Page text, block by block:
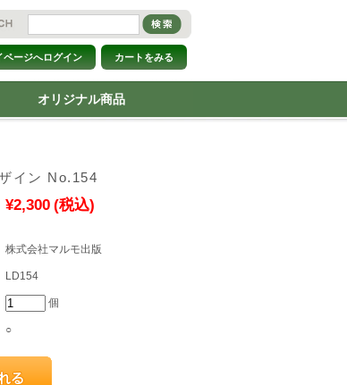
ページへログイン カートをみる
オリジナル商品
イン No.154
¥2,300 (税込)
株式会社マルモ出版
LD154
個
○